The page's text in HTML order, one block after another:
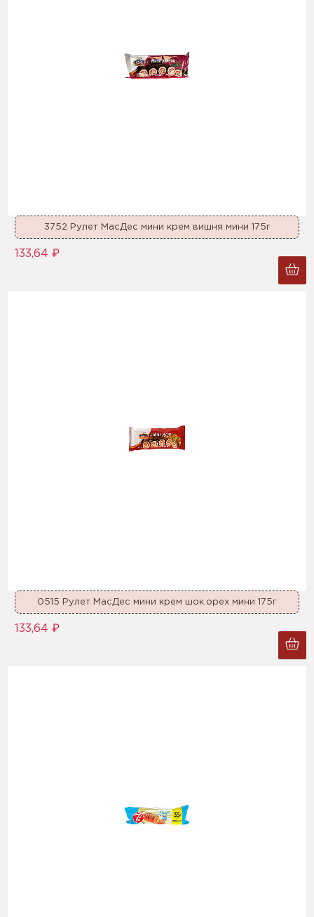
3752 Рулет МасДес мини крем вишня мини 175г
133,64 ₽
0515 Рулет МасДес мини крем шок.орех мини 175г
133,64 ₽